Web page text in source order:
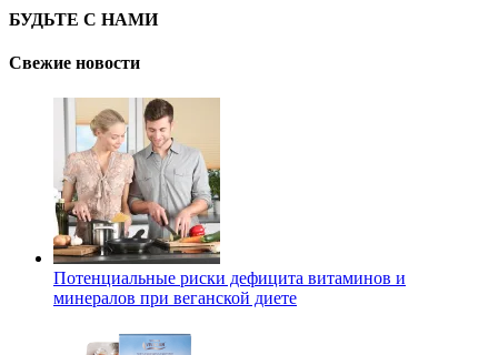
БУДЬТЕ С НАМИ
Свежие новости
Потенциальные риски дефицита витаминов и
минералов при веганской диете